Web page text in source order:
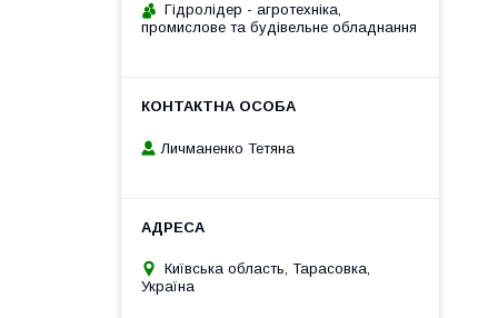
Гідролідер - агротехніка,
промислове та будівельне обладнання
Личманенко Тетяна
Київська область, Тарасовка,
Україна